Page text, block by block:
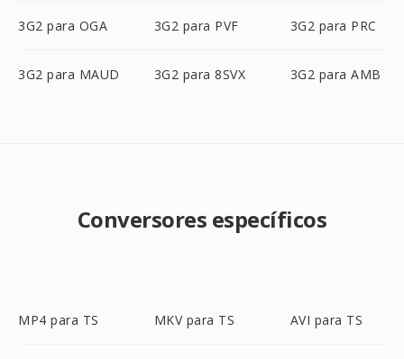
3G2 para OGA 3G2 para PVF 3G2 para PRC
3G2 para MAUD 3G2 para 8SVX 3G2 para AMB
Conversores específicos
MP4 para TS MKV para TS AVI para TS